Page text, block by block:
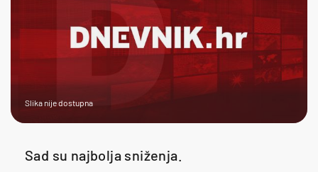
Slika nije dostupna
Sad su najbolja sniženja.